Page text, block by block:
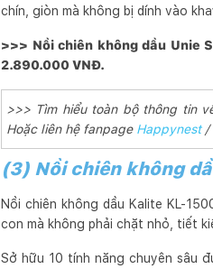
chín, giòn mà không bị dính vào
>>> Nồi chiên không dầu Unie
2.890.000 VNĐ.
>>> Tìm hiểu toàn bộ thông tin
Hoặc liên hệ fanpage Happynest/
(3) Nồi chiên không
Nồi chiên không dầu Kalite KL-
con mà không phải chặt nhỏ, tiết
Sở hữu 10 tính năng chuyên sâu